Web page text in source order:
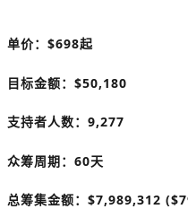
单价： $698起
目标金额： $50,180
支持者人数：9,277
众筹周期：60天
总筹集金额： $7,989,312